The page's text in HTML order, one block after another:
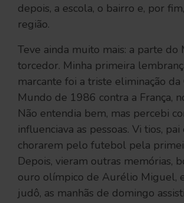
depois, a escola, o bairro e, por
região.
Teve ainda muito mais: a parte do
torcedor. Minha primeira
marcante foi a triste eliminação da
Mundo de 1986 contra a França,
Não entendia bem, mas percebi
influenciava as pessoas. Vi tios,
chorarem pelo futebol pela
Depois, vieram outras memórias,
ouro olímpico de Aurélio Miguel,
judô, as manhãs de domingo